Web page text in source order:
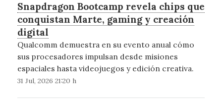
Snapdragon Bootcamp revela chips que
conquistan Marte, gaming y creación
digital
Qualcomm demuestra en su evento anual cómo
sus procesadores impulsan desde misiones
espaciales hasta videojuegos y edición creativa.
31 Jul, 2026 21:20 h